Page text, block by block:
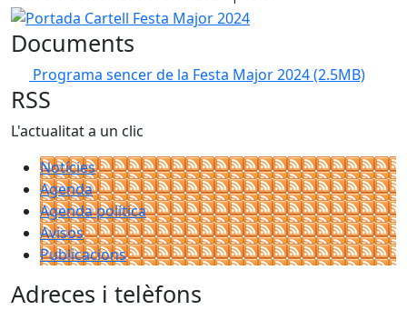
Portada Cartell Festa Major 2024
Documents
Programa sencer de la Festa Major 2024(2.5MB)
RSS
L'actualitat a un clic
Notícies
Agenda
Agenda política
Avisos
Publicacions
Adreces i telèfons